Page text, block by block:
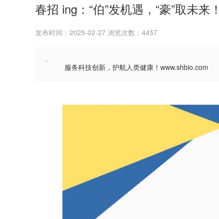
春招 ing：“伯”发机遇，“豪”取未来
发布时间：2025-02-27 浏览次数：4457
“ 服务科技创新，护航人类健康！www.shbio.com